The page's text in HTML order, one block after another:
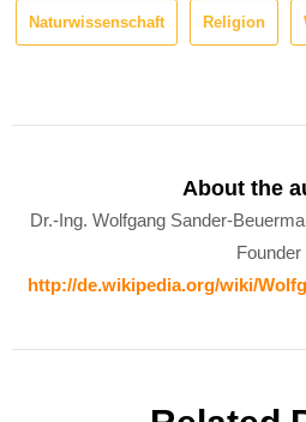
Naturwissenschaft Religion
About the
Dr.-Ing. Wolfgang Sander-
Founder
http://de.wikipedia.org/wiki/